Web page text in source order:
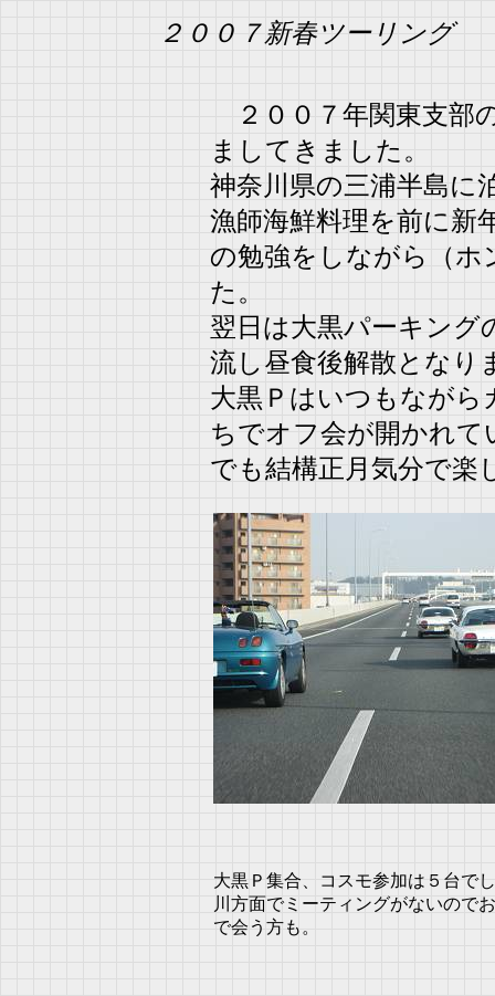
２００７新春ツーリング
２００７年関東支部
ましてきました。
神奈川県の三浦半島に
漁師海鮮料理を前に新
の勉強をしながら（
た。
翌日は大黒パーキング
流し昼食後解散となり
大黒Ｐはいつもながら
ちでオフ会が開かれ
でも結構正月気分で楽
大黒Ｐ集合、コスモ参加は５台で
川方面でミーティングがないので
で会う方も。